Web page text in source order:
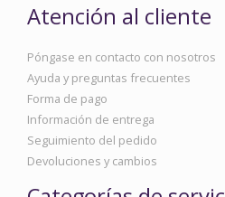
Atención al cliente
Póngase en contacto con nosotros
Ayuda y preguntas frecuentes
Forma de pago
Información de entrega
Seguimiento del pedido
Devoluciones y cambios